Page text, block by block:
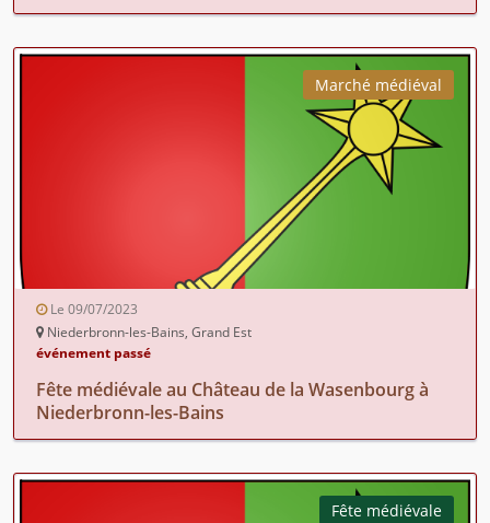
Marché médiéval
Le 09/07/2023
Niederbronn-les-Bains, Grand Est
événement passé
Fête médiévale au Château de la Wasenbourg à
Niederbronn-les-Bains
Fête médiévale